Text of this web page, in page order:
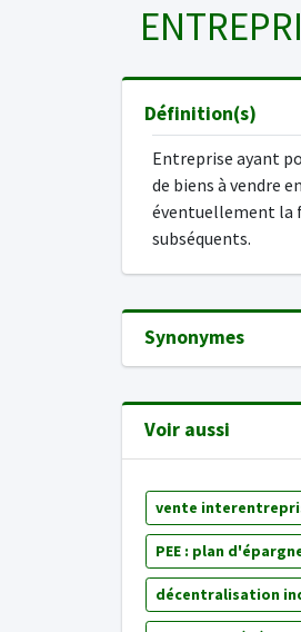
Définition(s)
Entreprise ayant
de biens à vendre
éventuellement la
subséquents.
Synonymes
Voir aussi
vente
PEE : plan
décentralisation